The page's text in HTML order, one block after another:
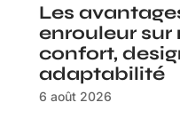
Les
enrouleur sur
confort,
adaptabilité
6 août 2026